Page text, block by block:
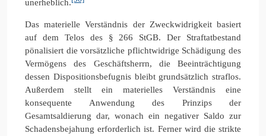
unerheblich.
Das materielle Verständnis der Zweckwidrigkeit basiert
auf dem Telos des § 266 StGB. Der Straftatbestand
pönalisiert die vorsätzliche pflichtwidrige Schädigung des
Vermögens des Geschäftsherrn, die Beeinträchtigung
dessen Dispositionsbefugnis bleibt grundsätzlich straflos.
Außerdem stellt ein materielles Verständnis eine
konsequente Anwendung des Prinzips der
Gesamtsaldierung dar, wonach ein negativer Saldo zur
Schadensbejahung erforderlich ist. Ferner wird die strikte